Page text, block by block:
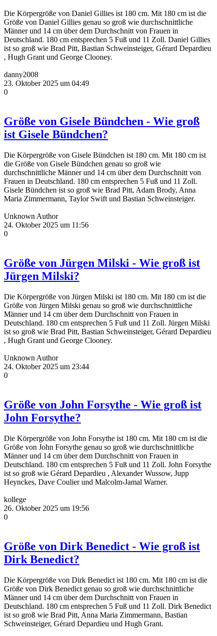
Die Körpergröße von Daniel Gillies ist 180 cm. Mit 180 cm ist die
Größe von Daniel Gillies genau so groß wie durchschnittliche
Männer und 14 cm über dem Durchschnitt von Frauen in
Deutschland. 180 cm entsprechen 5 Fuß und 11 Zoll. Daniel Gillies
ist so groß wie Brad Pitt, Bastian Schweinsteiger, Gérard Depardieu
, Hugh Grant und George Clooney.
danny2008
23. Oktober 2025 um 04:49
0
Größe von Gisele Bündchen - Wie groß
ist Gisele Bündchen?
Die Körpergröße von Gisele Bündchen ist 180 cm. Mit 180 cm ist
die Größe von Gisele Bündchen genau so groß wie
durchschnittliche Männer und 14 cm über dem Durchschnitt von
Frauen in Deutschland. 180 cm entsprechen 5 Fuß und 11 Zoll.
Gisele Bündchen ist so groß wie Brad Pitt, Adam Brody, Anna
Maria Zimmermann, Taylor Swift und Bastian Schweinsteiger.
Unknown Author
24. Oktober 2025 um 11:56
0
Größe von Jürgen Milski - Wie groß ist
Jürgen Milski?
Die Körpergröße von Jürgen Milski ist 180 cm. Mit 180 cm ist die
Größe von Jürgen Milski genau so groß wie durchschnittliche
Männer und 14 cm über dem Durchschnitt von Frauen in
Deutschland. 180 cm entsprechen 5 Fuß und 11 Zoll. Jürgen Milski
ist so groß wie Brad Pitt, Bastian Schweinsteiger, Gérard Depardieu
, Hugh Grant und George Clooney.
Unknown Author
24. Oktober 2025 um 23:44
0
Größe von John Forsythe - Wie groß ist
John Forsythe?
Die Körpergröße von John Forsythe ist 180 cm. Mit 180 cm ist die
Größe von John Forsythe genau so groß wie durchschnittliche
Männer und 14 cm über dem Durchschnitt von Frauen in
Deutschland. 180 cm entsprechen 5 Fuß und 11 Zoll. John Forsythe
ist so groß wie Gérard Depardieu , Alexander Wussow, Jupp
Heynckes, Dave Coulier und Malcolm-Jamal Warner.
kollege
26. Oktober 2025 um 19:56
0
Größe von Dirk Benedict - Wie groß ist
Dirk Benedict?
Die Körpergröße von Dirk Benedict ist 180 cm. Mit 180 cm ist die
Größe von Dirk Benedict genau so groß wie durchschnittliche
Männer und 14 cm über dem Durchschnitt von Frauen in
Deutschland. 180 cm entsprechen 5 Fuß und 11 Zoll. Dirk Benedict
ist so groß wie Brad Pitt, Anna Maria Zimmermann, Bastian
Schweinsteiger, Gérard Depardieu und Hugh Grant.